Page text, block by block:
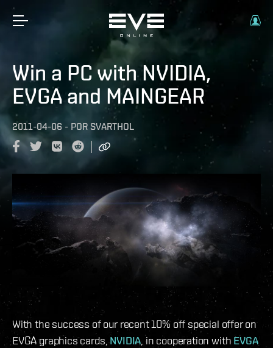
Win a PC with NVIDIA,
EVGA and MAINGEAR
2011-04-06 - POR SVARTHOL
With the success of our recent 10% off special offer on
EVGA graphics cards,NVIDIA, in cooperation with EVGA